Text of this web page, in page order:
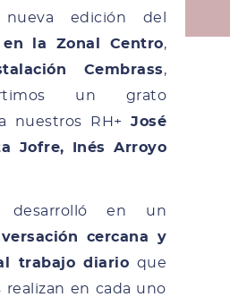
nueva edición del
en la Zonal Centro,
Cembrass,
un grato
nuestros RH+ José
Jofre, Inés Arroyo
desarrolló en un
cercana y
trabajo diario que
realizan en cada uno